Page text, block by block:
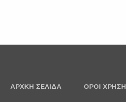
ΑΡΧΚΗ ΣΕΛΙΔΑ ΟΡΟΙ